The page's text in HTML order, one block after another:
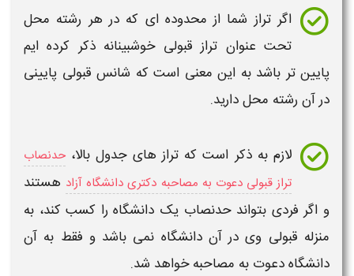
اگرتراز شما از محدوده ای که در هر رشته محل
تحت عنوان تراز قبولی خوشبینانه ذکر کرده ایم
پایین تر باشد به این معنی است که شانس قبولی پایینی
در آن رشته محل دارید.
لازم به ذکر است کهتراز های جدول بالا، حدنصاب
تراز قبولی دعوت به مصاحبه دکتری دانشگاه آزاد هستند
و اگر فردی بتواندحدنصاب یک دانشگاه را کسب کند، به
منزله قبولی وی در آن دانشگاه نمی باشد و فقط به آن
دانشگاهدعوت به مصاحبهخواهد شد.